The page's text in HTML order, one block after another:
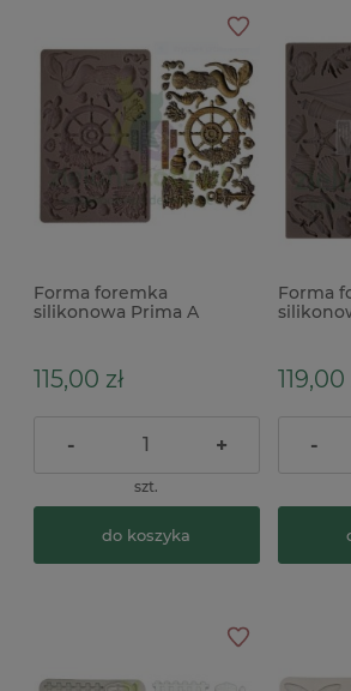
Forma foremka
silikonowa Prima A
115,00 zł
- +
szt.
do koszyka
Forma
119,00
-